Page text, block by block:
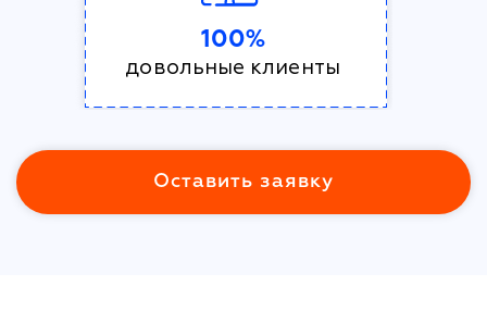
100%
довольные клиенты
Оставить заявку